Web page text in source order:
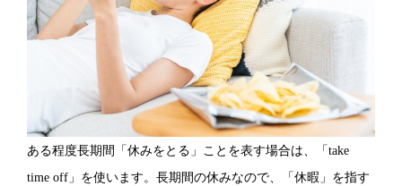
ある程度長期間「休みをとる」ことを表す場合は、「take
time off」を使います。長期間の休みなので、「休暇」を指す